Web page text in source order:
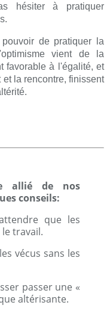
hésiter à pratiquer
de pratiquer la
vient de la
favorable à l'égalité, et
la rencontre, finissent
allié de nos
conseils:
que les
travail.
vécus sans les
passer une «
altérisante.